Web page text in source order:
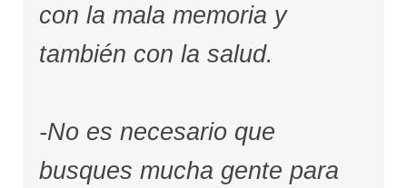
con la mala memoria y
también con la salud.
-No es necesario que
busques mucha gente para